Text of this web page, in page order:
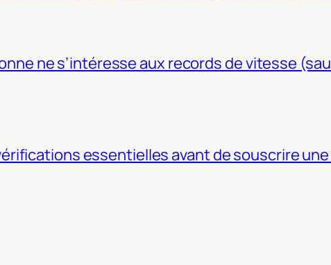
ne s’intéresse aux records de vitesse
essentielles avant de souscrire